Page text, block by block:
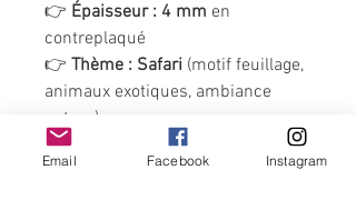
👉 Épaisseur : 4 mm en
contreplaqué
👉 Thème : Safari (motif feuillage,
animaux exotiques, ambiance
nature)
👉Prix variableselon le nombre
Email Facebook Instagram